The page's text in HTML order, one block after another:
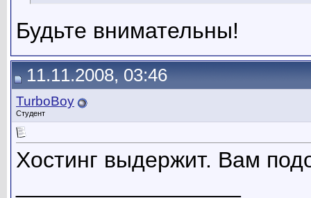
Будьте внимательны!
11.11.2008, 03:46
TurboBoy
Студент
Хостинг выдержит. Вам